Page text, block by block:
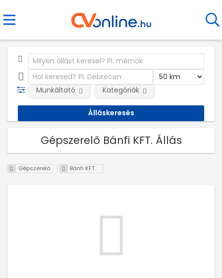
Munkáltató Kategóriák
Gépszerelő Bánfi KFT. Állás
Gépszerelő Bánfi KFT.